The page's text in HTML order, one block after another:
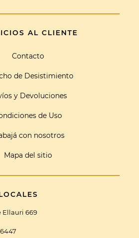
AL CLIENTE
Contacto
de Desistimiento
y Devoluciones
de Uso
con nosotros
Mapa del sitio
Ellauri 669